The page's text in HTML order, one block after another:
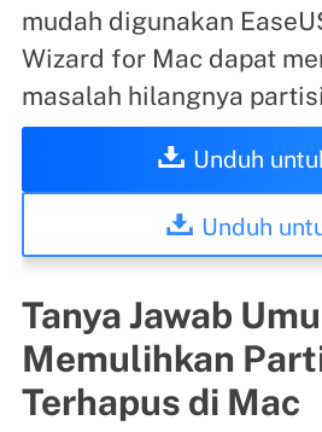
mudah digunakan
Wizard for Mac dapat
masalah hilangnya
Unduh
Unduh
Tanya Jawab
Memulihkan
Terhapus di Mac